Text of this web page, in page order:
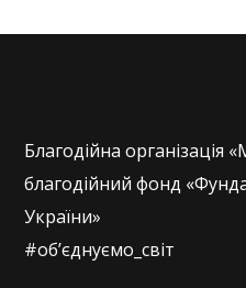
Благодійна організація
благодійний фонд
України»
#об’єднуємо_світ